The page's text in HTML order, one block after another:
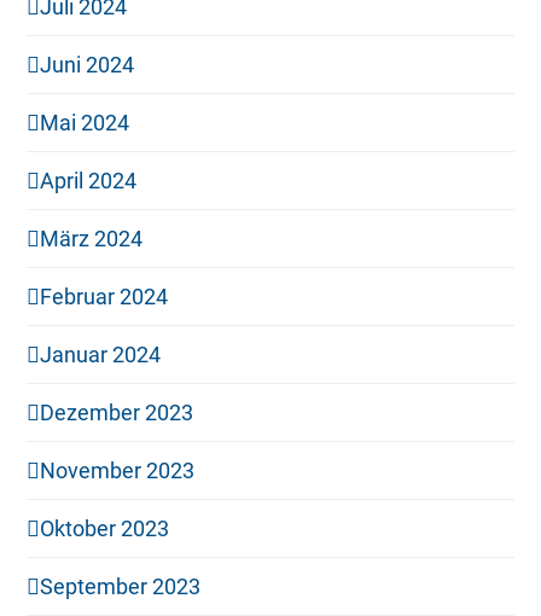
Juli 2024
Juni 2024
Mai 2024
April 2024
März 2024
Februar 2024
Januar 2024
Dezember 2023
November 2023
Oktober 2023
September 2023